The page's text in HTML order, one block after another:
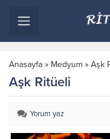
Anasayfa » Medyum » Aşk
Aşk Ritüeli
Yorum yaz